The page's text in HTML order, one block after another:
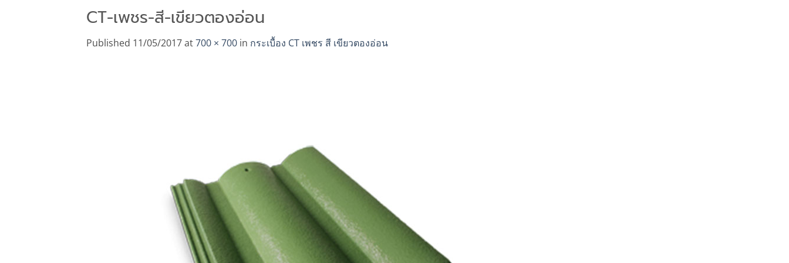
CT-เพชร-สี-เขียวตองอ่อน
Published 11/05/2017at700 × 700 in กระเบื้อง CT เพชร สี เขียวตองอ่อน